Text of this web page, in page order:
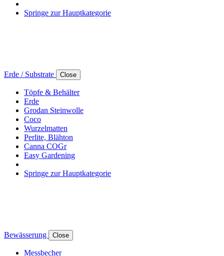
Springe zur Hauptkategorie
Erde / Substrate Close
Töpfe & Behälter
Erde
Grodan Steinwolle
Coco
Wurzelmatten
Perlite, Blähton
Canna COGr
Easy Gardening
Springe zur Hauptkategorie
Bewässerung Close
Messbecher